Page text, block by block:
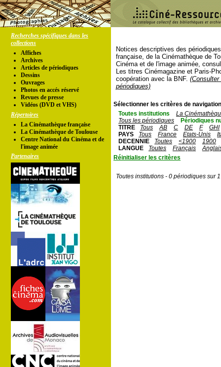
Recherches spécifiques dans les
collections
Affiches
Archives
Articles de périodiques
Dessins
Ouvrages
Photos en accés réservé
Revues de presse
Vidéos (DVD et VHS)
Répertoires
La Cinémathèque française
La Cinémathèque de Toulouse
Centre National du Cinéma et de
l'image animée
Partenaires
Notices descriptives des
française, de la Cinémathèque de
Cinéma et de l'image animée,
Les titres Cinémagazine et Paris-
coopération avec la BNF.
périodiques)
Sélectionner les critères de
Toutes institutions
La
Tous les périodiques
Périodiques
TITRE
Tous AB C DE F
GHI
PAYS
Tous France Etats-Unis
DECENNIE
Toutes <1900
1900
LANGUE
Toutes Français
Réinitialiser les critères
Toutes institutions - 0 périodiques sur